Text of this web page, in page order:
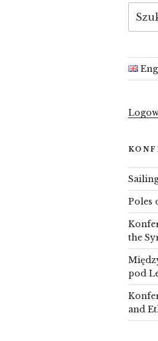
Poles
the
pod
and